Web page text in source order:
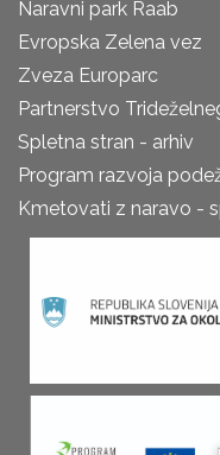
Naravni park Raab
Evropska Zelena vez
Zveza Europarc
Partnerstvo
Spletna stran - arhiv
Program razvoja
Kmetovati z naravo -